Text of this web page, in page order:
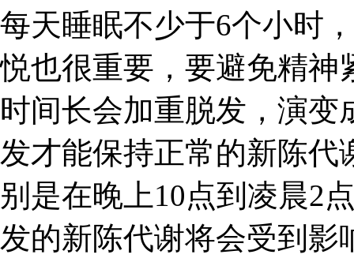
每天睡眠不少于6个小时
悦也很重要，要避免精神
时间长会加重脱发，演变
发才能保持正常的新陈代
别是在晚上10点到凌晨2
发的新陈代谢将会受到影